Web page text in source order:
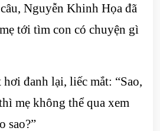
Nguyễn Khinh Họa đã
tới tìm con có chuyện gì
hơi đanh lại, liếc mắt: “Sao,
mẹ không thể qua xem
sao?”